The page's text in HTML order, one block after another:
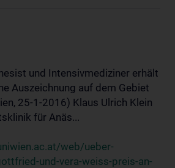
und Intensivmediziner erhält
Auszeichnung auf dem Gebiet
25-1-2016) Klaus Ulrich Klein
für Anäs...
web/ueber-
und-vera-weiss-preis-an-